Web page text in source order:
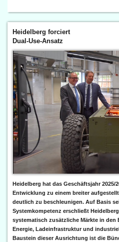
Heidelberg forciert
Dual-Use-Ansatz
Heidelberg hat das Geschäftsjahr
Entwicklung zu einem breiter
deutlich zu beschleunigen. Auf Basis
Systemkompetenz erschließt
systematisch zusätzliche Märkte in den
Energie, Ladeinfrastruktur und
Baustein dieser Ausrichtung ist die